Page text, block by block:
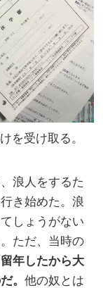
を受け取る。
浪人をするた
き始めた。浪
しょうがない
ただ、当時の
留年したから大
。他の奴とは